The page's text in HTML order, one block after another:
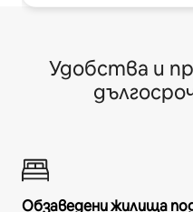
Удобства и
Обзаведени жилища